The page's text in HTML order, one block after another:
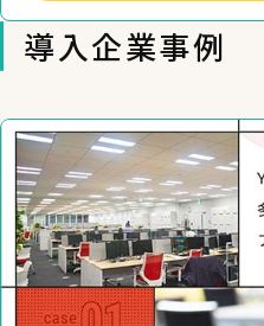
導入企業事例